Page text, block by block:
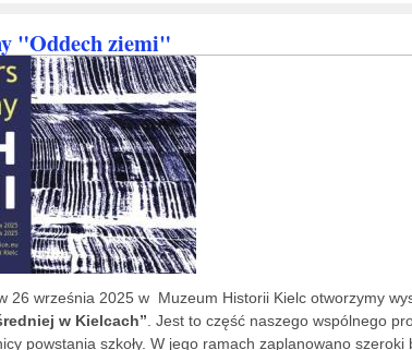
"Oddech ziemi"
26 września 2025 w Muzeum Historii Kielc otworzymy
w Kielcach” . Jest to część naszego wspólnego
powstania szkoły. W jego ramach zaplanowano szeroki